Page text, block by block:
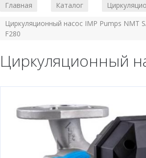
Главная Каталог
Циркуляционный насос IMP Pumps NMT
F280
Циркуляционный